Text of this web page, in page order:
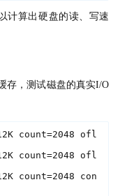
计算出硬盘的读、写速
存，测试磁盘的真实I/O
count=2048 ofl
count=2048 ofl
count=2048 con